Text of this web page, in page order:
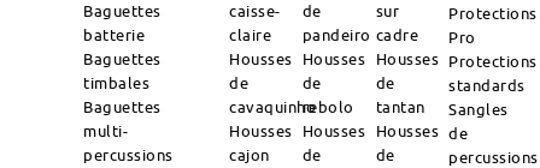
Baguettes
batterie
Baguettes
timbales
Baguettes
multi-
percussions
caisse-
claire
Housses
de
cavaquinho
Housses
cajon
de
pandeiro
Housses
de
rebolo
Housses
de
sur
cadre
Housses
de
tantan
Housses
de
Protections
Pro
Protections
standards
Sangles
de
percussions